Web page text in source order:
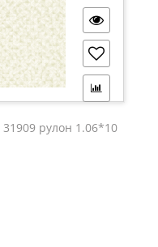
рулон 1.06*10